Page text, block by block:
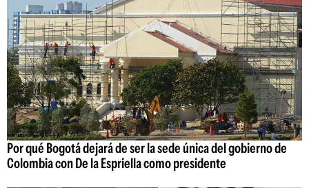
Por qué Bogotá dejará de ser la sede única del gobierno de
Colombia con De la Espriella como presidente